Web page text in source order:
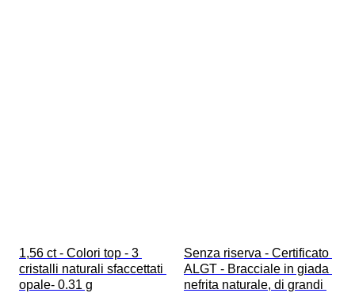
1,56 ct - Colori top - 3
cristalli naturali sfaccettati
opale- 0.31 g
Senza riserva - Certificato
ALGT - Bracciale in giada
nefrita naturale, di grandi